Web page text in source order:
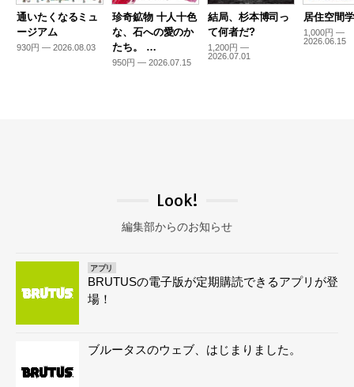
通いたくなるミュ
ージアム
930円 — 2026.08.03
珍奇鉱物 十人十色
な、石への愛のか
たち。 …
950円 — 2026.07.15
結局、杉本博司っ
て何者だ?
1,200円 —
2026.07.01
居住空間
1,000円 —
2026.06.15
Look!
編集部からのお知らせ
アプリ
BRUTUSの電子版が定期購読できるアプリが登
場！
ブルータスのウェブ、はじまりました。